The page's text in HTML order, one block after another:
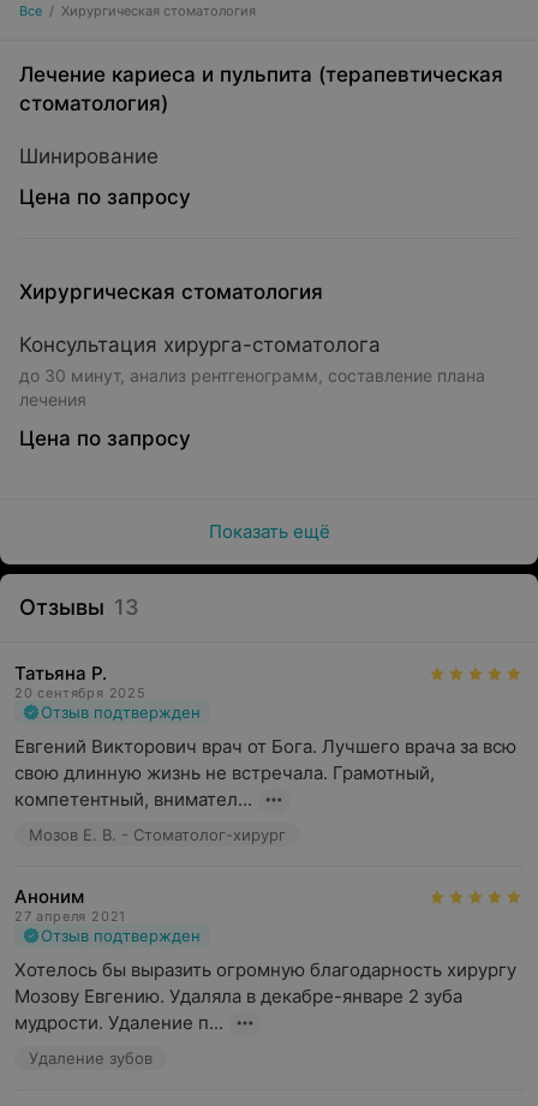
Все / Хирургическая стоматология
Лечение кариеса и пульпита (терапевтическая
стоматология)
Шинирование
Цена по запросу
Хирургическая стоматология
Консультация хирурга-стоматолога
до 30 минут, анализ рентгенограмм, составление плана
лечения
Цена по запросу
Показать ещё
Отзывы 13
Татьяна Р.
20 сентября 2025
Отзыв подтвержден
Евгений Викторович врач от Бога. Лучшего врача за всю
свою длинную жизнь не встречала. Грамотный,
компетентный, внимател...
Мозов Е. В. - Стоматолог-хирург
Аноним
27 апреля 2021
Отзыв подтвержден
Хотелось бы выразить огромную благодарность хирургу
Мозову Евгению. Удаляла в декабре-январе 2 зуба
мудрости. Удаление п...
Удаление зубов